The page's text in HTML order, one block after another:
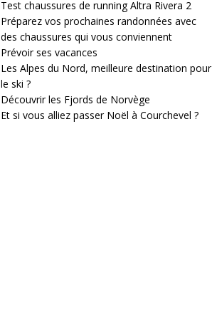
Test chaussures de running Altra Rivera 2
Préparez vos prochaines randonnées avec
des chaussures qui vous conviennent
Prévoir ses vacances
Les Alpes du Nord, meilleure destination pour
le ski ?
Découvrir les Fjords de Norvège
Et si vous alliez passer Noël à Courchevel ?